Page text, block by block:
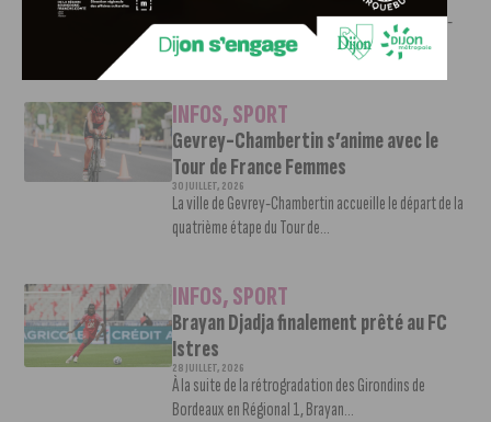
Pour se renforcer avant le début de la saison 2026-
2027, la JDA Basket accueille...
INFOS,SPORT
Gevrey-Chambertin s’anime avec le
Tour de France Femmes
30 JUILLET, 2026
La ville de Gevrey-Chambertin accueille le départ de la
quatrième étape du Tour de...
INFOS,SPORT
Brayan Djadja finalement prêté au FC
Istres
28 JUILLET, 2026
À la suite de la rétrogradation des Girondins de
Bordeaux en Régional 1, Brayan...